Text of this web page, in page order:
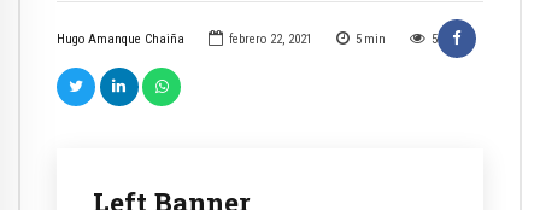
Hugo Amanque Chaiña febrero 22, 2021 5 min 5
Left Banner